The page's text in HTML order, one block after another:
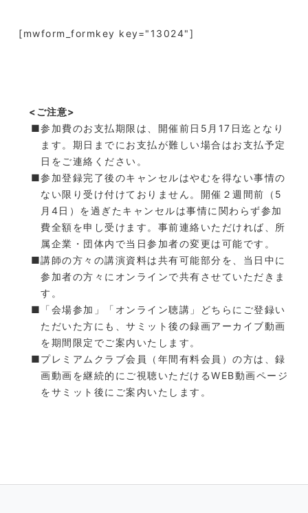
[mwform_formkey key="13024"]
<ご注意>
参加費のお支払期限は、開催前日5月17日迄となり
ます。期日までにお支払が難しい場合はお支払予定
日をご連絡ください。
参加登録完了後のキャンセルはやむを得ない事情の
ない限り受け付けておりません。開催２週間前（5
月4日）を過ぎたキャンセルは事情に関わらず参加
費全額を申し受けます。事前連絡いただければ、所
属企業・団体内で当日参加者の変更は可能です。
講師の方々の講演資料は共有可能部分を、当日中に
参加者の方々にオンラインで共有させていただきま
す。
「会場参加」「オンライン聴講」どちらにご登録い
ただいた方にも、サミット後の録画アーカイブ動画
を期間限定でご案内いたします。
プレミアムクラブ会員（年間有料会員）の方は、録
画動画を継続的にご視聴いただけるWEB動画ページ
をサミット後にご案内いたします。